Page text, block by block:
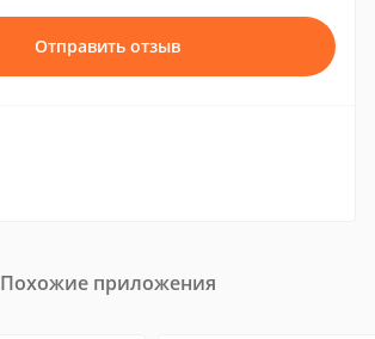
Отправить отзыв
Похожие приложения